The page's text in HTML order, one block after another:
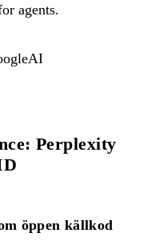
agents.
Perplexity
öppen källkod